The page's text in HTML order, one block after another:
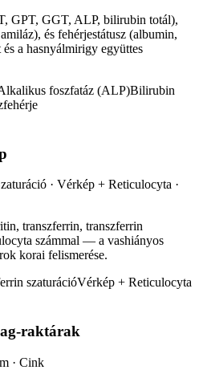
GPT, GGT, ALP, bilirubin totál),
és fehérjestátusz (albumin,
a hasnyálmirigy együttes
foszfatáz (ALP)Bilirubin
· Vérkép + Reticulocyta ·
transzferrin, transzferrin
számmal — a vashiányos
korai felismerése.
szaturációVérkép + Reticulocyta
raktárak
· Cink